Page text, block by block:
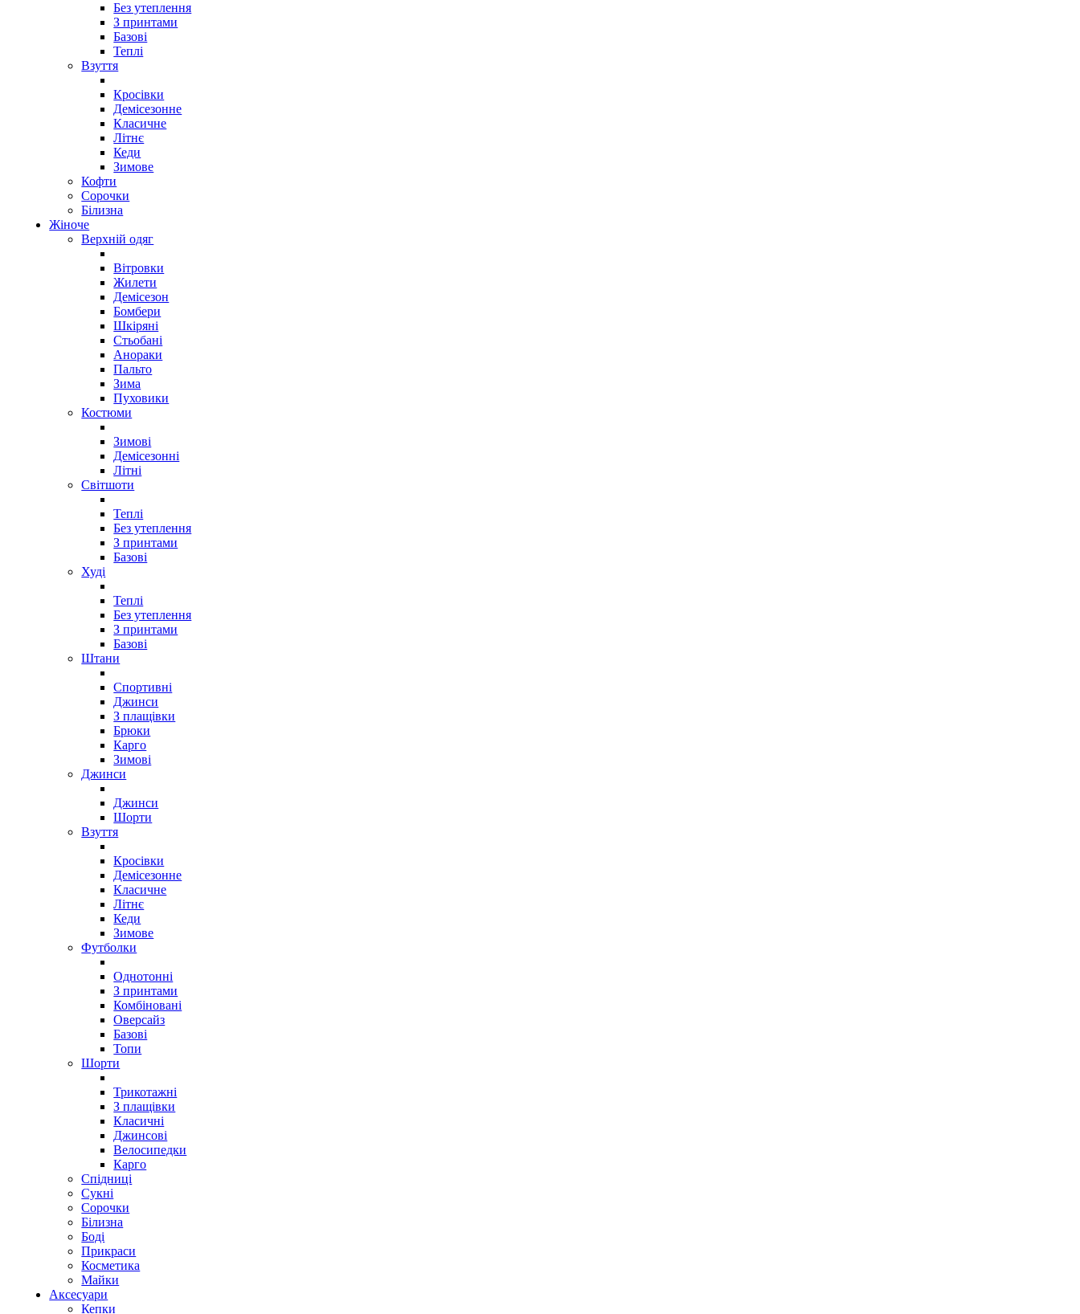
Без утеплення
З принтами
Базові
Теплі
Взуття
Кросівки
Демісезонне
Класичне
Літнє
Кеди
Зимове
Кофти
Сорочки
Білизна
Жіноче
Верхній одяг
Вітровки
Жилети
Демісезон
Бомбери
Шкіряні
Стьобані
Анораки
Пальто
Зима
Пуховики
Костюми
Зимові
Демісезонні
Літні
Світшоти
Теплі
Без утеплення
З принтами
Базові
Худі
Теплі
Без утеплення
З принтами
Базові
Штани
Спортивні
Джинси
З плащівки
Брюки
Карго
Зимові
Джинси
Джинси
Шорти
Взуття
Кросівки
Демісезонне
Класичне
Літнє
Кеди
Зимове
Футболки
Однотонні
З принтами
Комбіновані
Оверсайз
Базові
Топи
Шорти
Трикотажні
З плащівки
Класичні
Джинсові
Велосипедки
Карго
Спідниці
Сукні
Сорочки
Білизна
Боді
Прикраси
Косметика
Майки
Аксесуари
Кепки